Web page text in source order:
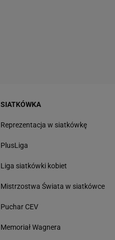
SIATKÓWKA
Reprezentacja w siatkówkę
PlusLiga
Liga siatkówki kobiet
Mistrzostwa Świata w siatkówce
Puchar CEV
Memoriał Wagnera